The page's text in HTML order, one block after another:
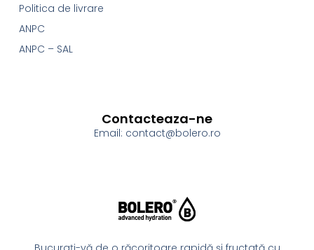
Politica de livrare
ANPC
ANPC – SAL
Contacteaza-ne
Email: contact@bolero.ro